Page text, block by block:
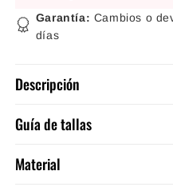
Garantía: Cambios o
días
Descripción
Guía de tallas
Material